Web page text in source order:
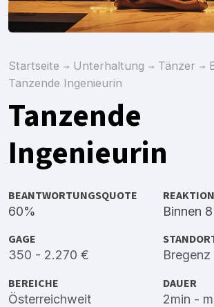
Startseite Unterhaltung Tänzer
Tanzende Ingenieurin
Tanzende
Ingenieurin
BEANTWORTUNGSQUOTE
60% Binnen
GAGE
350 - 2.270 € Bregenz
BEREICHE
Österreichweit
DAUER
2min -